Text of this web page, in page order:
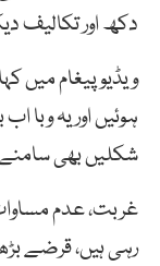
دکھ اور تکالیف
ویڈیو پیغام میں
ہوئیں اور یہ وبا
شکلیں بھی سامنے
غربت، عدم
رہی ہیں، قرضے